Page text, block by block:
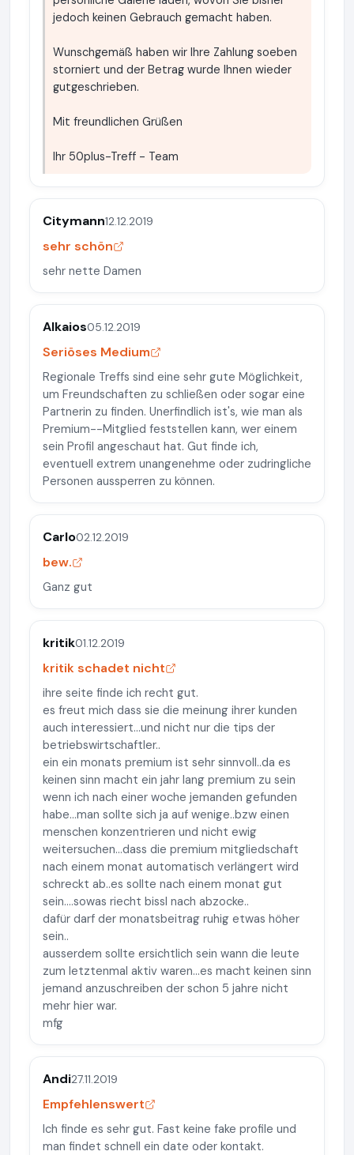
jedoch keinen Gebrauch gemacht haben.
Wunschgemäß haben wir Ihre Zahlung soeben
storniert und der Betrag wurde Ihnen wieder
gutgeschrieben.
Mit freundlichen Grüßen
Ihr 50plus-Treff - Team
Citymann12.12.2019
sehr schön
sehr nette Damen
Alkaios05.12.2019
Seriöses Medium
Regionale Treffs sind eine sehr gute Möglichkeit,
um Freundschaften zu schließen oder sogar eine
Partnerin zu finden. Unerfindlich ist's, wie man als
Premium--Mitglied feststellen kann, wer einem
sein Profil angeschaut hat. Gut finde ich,
eventuell extrem unangenehme oder zudringliche
Personen aussperren zu können.
Carlo02.12.2019
bew.
Ganz gut
kritik01.12.2019
kritik schadet nicht
ihre seite finde ich recht gut.
es freut mich dass sie die meinung ihrer kunden
auch interessiert...und nicht nur die tips der
betriebswirtschaftler..
ein ein monats premium ist sehr sinnvoll..da es
keinen sinn macht ein jahr lang premium zu sein
wenn ich nach einer woche jemanden gefunden
habe...man sollte sich ja auf wenige..bzw einen
menschen konzentrieren und nicht ewig
weitersuchen...dass die premium mitgliedschaft
nach einem monat automatisch verlängert wird
schreckt ab..es sollte nach einem monat gut
sein....sowas riecht bissl nach abzocke..
dafür darf der monatsbeitrag ruhig etwas höher
sein..
ausserdem sollte ersichtlich sein wann die leute
zum letztenmal aktiv waren...es macht keinen sinn
jemand anzuschreiben der schon 5 jahre nicht
mehr hier war.
mfg
Andi27.11.2019
Empfehlenswert
Ich finde es sehr gut. Fast keine fake profile und
man findet schnell ein date oder kontakt.